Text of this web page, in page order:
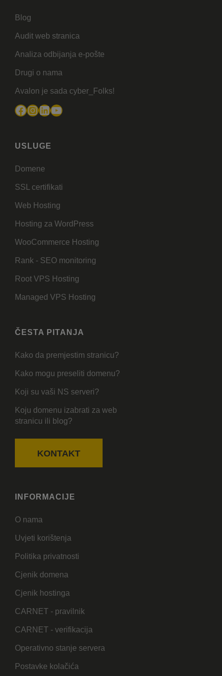
Blog
Audit web stranica
Analiza odbijanja e-pošte
Drugi o nama
Avalon je sada cyber_Folks!
Facebook
Instagram
LinkedIn
YouTube
USLUGE
Domene
SSL certifikati
Web Hosting
Hosting za WordPress
WooCommerce Hosting
Rank - SEO monitoring
Root VPS Hosting
Managed VPS Hosting
ČESTA PITANJA
Kako da premjestim stranicu?
Kako mogu preseliti domenu?
Koji su vaši NS serveri?
Koju domenu izabrati za web
stranicu ili blog?
KONTAKT
INFORMACIJE
O nama
Uvjeti korištenja
Politika privatnosti
Cjenik domena
Cjenik hostinga
CARNET - pravilnik
CARNET - verifikacija
Operativno stanje servera
Postavke kolačića